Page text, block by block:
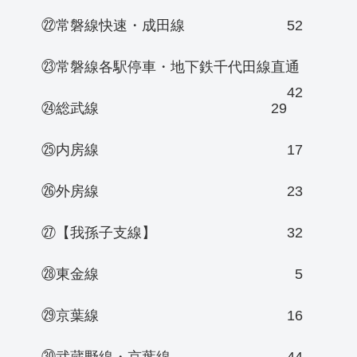
㉒常磐線快速・成田線 52
㉓常磐線各駅停車・地下鉄千代田線直通
42
㉔総武線
29
㉕内房線 17
㉖外房線 23
㉗【我孫子支線】 32
㉘東金線 5
㉙京葉線 16